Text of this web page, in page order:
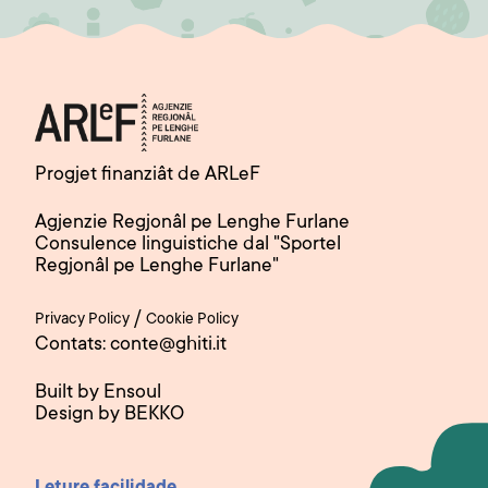
Progjet finanziât de ARLeF
Agjenzie Regjonâl pe Lenghe Furlane
Consulence linguistiche dal "Sportel
Regjonâl pe Lenghe Furlane"
Privacy Policy / Cookie Policy
Contats: conte@ghiti.it
Built by Ensoul
Design by BEKKO